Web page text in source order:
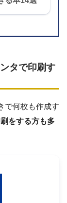
タで印刷す
で何枚も作成す
をする方も多